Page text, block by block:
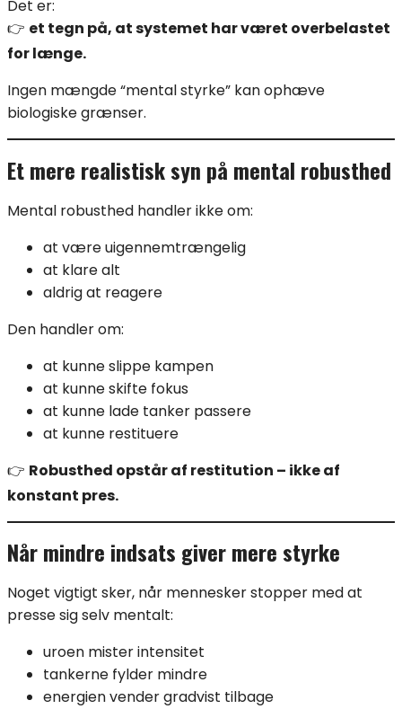
Det er:
👉 et tegn på, at systemet har været overbelastet
for længe.
Ingen mængde “mental styrke” kan ophæve
biologiske grænser.
Et mere realistisk syn på mental robusthed
Mental robusthed handler ikke om:
at være uigennemtrængelig
at klare alt
aldrig at reagere
Den handler om:
at kunne slippe kampen
at kunne skifte fokus
at kunne lade tanker passere
at kunne restituere
👉 Robusthed opstår af restitution – ikke af
konstant pres.
Når mindre indsats giver mere styrke
Noget vigtigt sker, når mennesker stopper med at
presse sig selv mentalt:
uroen mister intensitet
tankerne fylder mindre
energien vender gradvist tilbage